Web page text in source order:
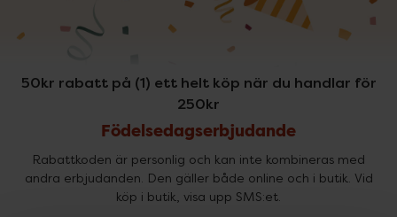
50kr rabatt på (1) ett helt köp när du handlar för
250kr
Födelsedagserbjudande
Rabattkoden är personlig och kan inte kombineras med
andra erbjudanden. Den gäller både online och i butik. Vid
köp i butik, visa upp SMS:et.